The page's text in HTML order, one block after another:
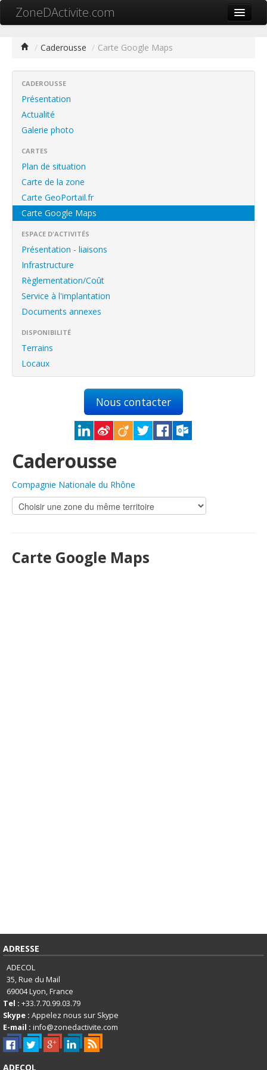
ZoneDActivite.com
Cartographie ZA
Référencer ma zone
Contact
Mon ZA.com
中文
English
Français
Connexion
/ Caderousse / Carte Google Maps
CADEROUSSE
Présentation
Actualité
Galerie photo
CARTES
Plan de situation
Carte de la zone
Carte GeoPortail.fr
Carte Google Maps
ESPACE D'ACTIVITÉS
Présentation - liaisons
Infrastructure
Règlementation/Coût
Service à l'implantation
Documents annexes
DISPONIBILITÉ
Terrains
Locaux
Nous contacter
Caderousse
Compagnie Nationale du Rhône
Carte Google Maps
ADRESSE
ADECOL
35, Rue du Mail
69004Lyon, France
Tel : +33.7.70.99.03.79
Skype : Appelez nous sur Skype
E-mail : info@zonedactivite.com
ADECOL